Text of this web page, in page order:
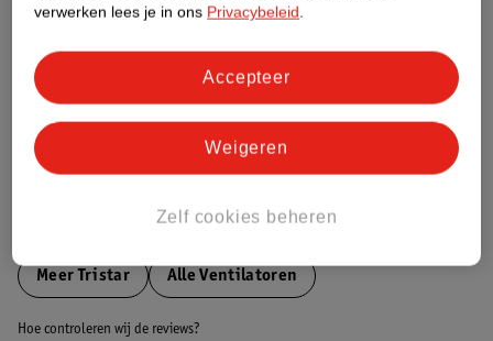
Dit product heeft (nog) geen Nature
Meer informatie
Bestel & Bezorginformatie
MeerTristar Alle Ventilatoren
Hoe controleren wij de reviews?
verwerken lees je in ons Privacybeleid.
Zelf cookies beheren
Weigeren
Accepteer